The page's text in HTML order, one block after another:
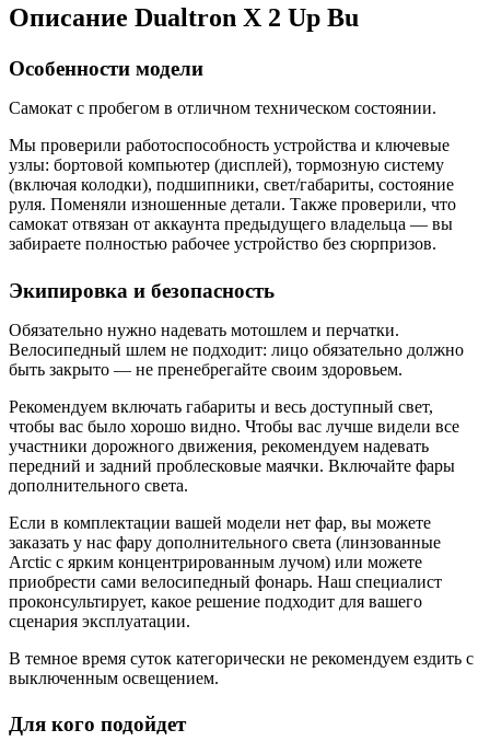
Описание Dualtron X 2 Up Bu
Особенности модели
Самокат с пробегом в отличном техническом состоянии.
Мы проверили работоспособность устройства и ключевые
узлы: бортовой компьютер (дисплей), тормозную систему
(включая колодки), подшипники, свет/габариты, состояние
руля. Поменяли изношенные детали. Также проверили, что
самокат отвязан от аккаунта предыдущего владельца — вы
забираете полностью рабочее устройство без сюрпризов.
Экипировка и безопасность
Обязательно нужно надевать мотошлем и перчатки.
Велосипедный шлем не подходит: лицо обязательно должно
быть закрыто — не пренебрегайте своим здоровьем.
Рекомендуем включать габариты и весь доступный свет,
чтобы вас было хорошо видно. Чтобы вас лучше видели все
участники дорожного движения, рекомендуем надевать
передний и задний проблесковые маячки. Включайте фары
дополнительного света.
Если в комплектации вашей модели нет фар, вы можете
заказать у нас фару дополнительного света (линзованные
Arctic с ярким концентрированным лучом) или можете
приобрести сами велосипедный фонарь. Наш специалист
проконсультирует, какое решение подходит для вашего
сценария эксплуатации.
В темное время суток категорически не рекомендуем ездить с
выключенным освещением.
Для кого подойдет